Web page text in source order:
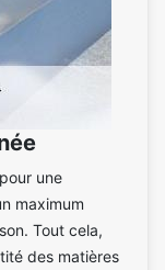
une
maximum
Tout cela,
des matières